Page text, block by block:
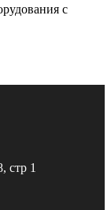
с
стр 1